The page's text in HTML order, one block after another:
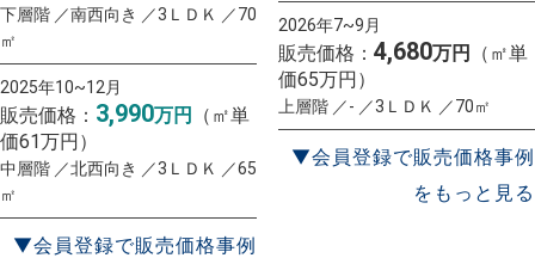
下層階 ／南西向き ／3ＬＤＫ ／70
㎡
2025年10~12月
販売価格： 3,990万円
（㎡単
価61万円）
中層階 ／北西向き ／3ＬＤＫ ／65
㎡
▼会員登録で販売価格事例
2026年7~9月
販売価格： 4,680万円
（㎡単
価65万円）
上層階 ／- ／3ＬＤＫ ／70㎡
▼会員登録で販売価格事例
をもっと見る